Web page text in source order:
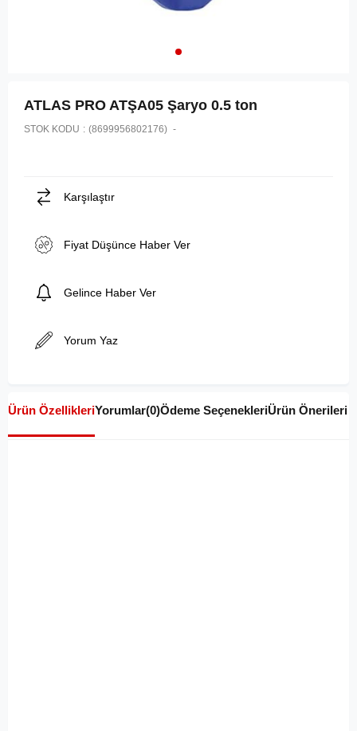
ATLAS PRO ATŞA05 Şaryo 0.5 ton
STOK KODU (8699956802176)
Karşılaştır
Fiyat Düşünce Haber Ver
Gelince Haber Ver
Yorum Yaz
Ürün ÖzellikleriYorumlar(0)Ödeme SeçenekleriÜrün Önerileri